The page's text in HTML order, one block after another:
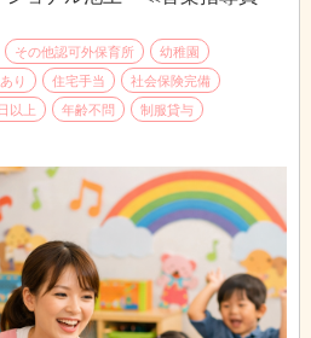
その他認可外保育所
幼稚園
り 住宅手当
社会保険完備
以上 年齢不問
制服貸与